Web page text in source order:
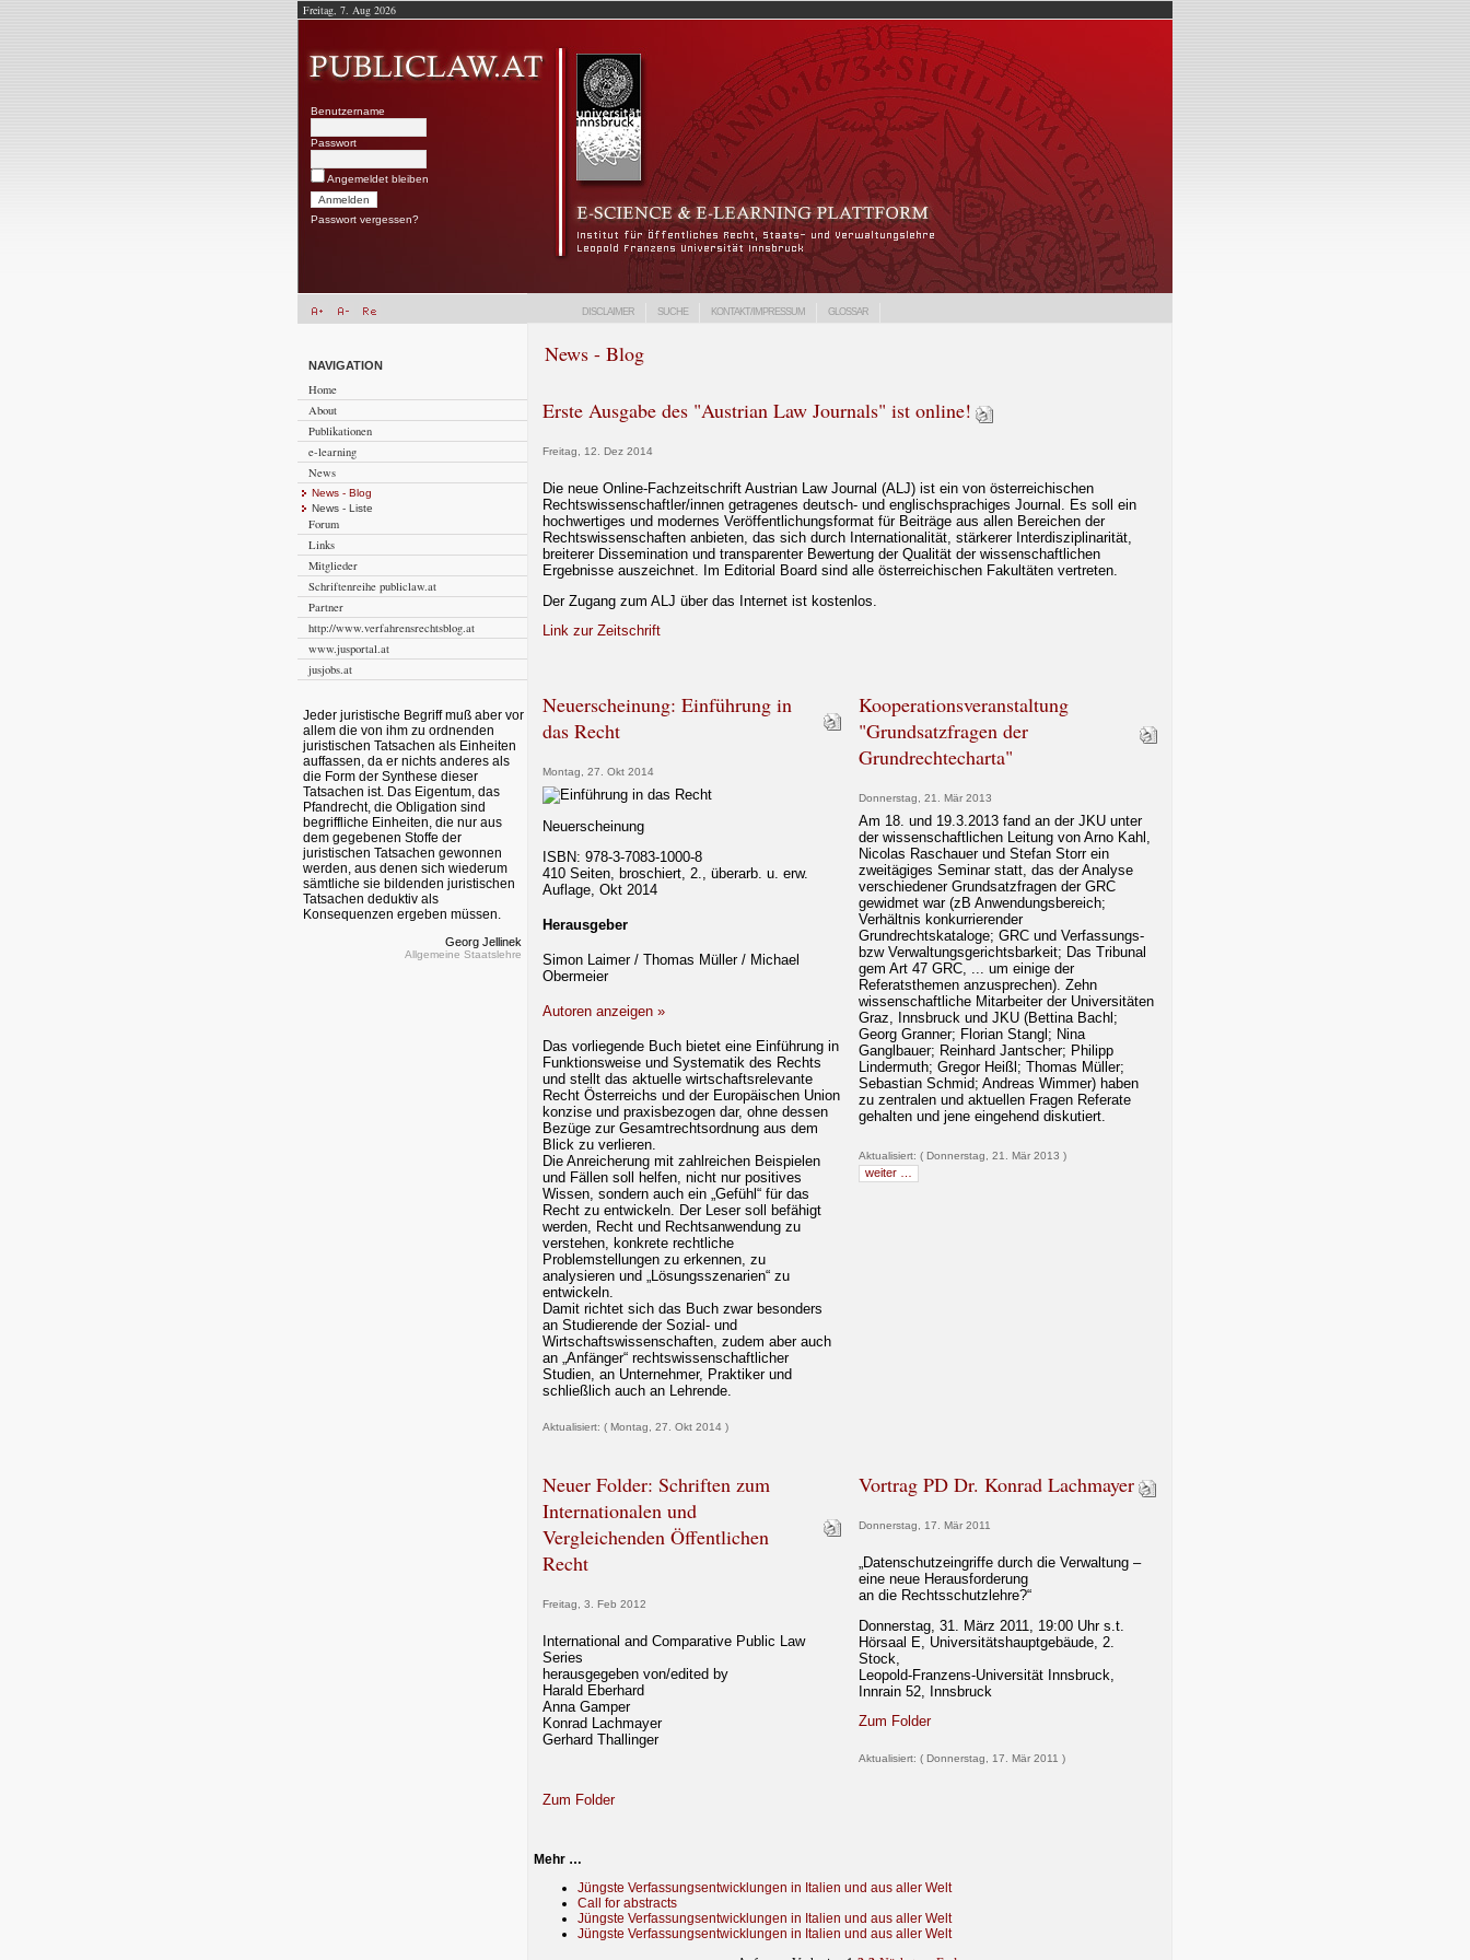
Freitag, 7. Aug 2026
Benutzername
Passwort
Angemeldet bleiben
Passwort vergessen?
DISCLAIMER SUCHE KONTAKT/IMPRESSUM GLOSSAR
NAVIGATION
Home
About
Publikationen
e-learning
News
News - Blog
News - Liste
Forum
Links
Mitglieder
Schriftenreihe publiclaw.at
Partner
http://www.verfahrensrechtsblog.at
www.jusportal.at
jusjobs.at
Jeder juristische Begriff muß aber vor
allem die von ihm zu ordnenden
juristischen Tatsachen als Einheiten
auffassen, da er nichts anderes als
die Form der Synthese dieser
Tatsachen ist. Das Eigentum, das
Pfandrecht, die Obligation sind
begriffliche Einheiten, die nur aus
dem gegebenen Stoffe der
juristischen Tatsachen gewonnen
werden, aus denen sich wiederum
sämtliche sie bildenden juristischen
Tatsachen deduktiv als
Konsequenzen ergeben müssen.
Georg Jellinek
Allgemeine Staatslehre
News - Blog
Erste Ausgabe des "Austrian Law Journals" ist online!
Freitag, 12. Dez 2014
Die neue Online-Fachzeitschrift Austrian Law Journal (ALJ) ist ein von österreichischen
Rechtswissenschaftler/innen getragenes deutsch- und englischsprachiges Journal. Es soll ein
hochwertiges und modernes Veröffentlichungsformat für Beiträge aus allen Bereichen der
Rechtswissenschaften anbieten, das sich durch Internationalität, stärkerer Interdisziplinarität,
breiterer Dissemination und transparenter Bewertung der Qualität der wissenschaftlichen
Ergebnisse auszeichnet. Im Editorial Board sind alle österreichischen Fakultäten vertreten.
Der Zugang zum ALJ über das Internet ist kostenlos.
Link zur Zeitschrift
Neuerscheinung: Einführung in
das Recht
Montag, 27. Okt 2014
Neuerscheinung
ISBN: 978-3-7083-1000-8
410 Seiten, broschiert, 2., überarb. u. erw.
Auflage, Okt 2014
Herausgeber
Simon Laimer / Thomas Müller / Michael
Obermeier
Autoren anzeigen »
Das vorliegende Buch bietet eine Einführung in
Funktionsweise und Systematik des Rechts
und stellt das aktuelle wirtschaftsrelevante
Recht Österreichs und der Europäischen Union
konzise und praxisbezogen dar, ohne dessen
Bezüge zur Gesamtrechtsordnung aus dem
Blick zu verlieren.
Die Anreicherung mit zahlreichen Beispielen
und Fällen soll helfen, nicht nur positives
Wissen, sondern auch ein „Gefühl“ für das
Recht zu entwickeln. Der Leser soll befähigt
werden, Recht und Rechtsanwendung zu
verstehen, konkrete rechtliche
Problemstellungen zu erkennen, zu
analysieren und „Lösungsszenarien“ zu
entwickeln.
Damit richtet sich das Buch zwar besonders
an Studierende der Sozial- und
Wirtschaftswissenschaften, zudem aber auch
an „Anfänger“ rechtswissenschaftlicher
Studien, an Unternehmer, Praktiker und
schließlich auch an Lehrende.
Aktualisiert: ( Montag, 27. Okt 2014 )
Kooperationsveranstaltung
"Grundsatzfragen der
Grundrechtecharta"
Donnerstag, 21. Mär 2013
Am 18. und 19.3.2013 fand an der JKU unter
der wissenschaftlichen Leitung von Arno Kahl,
Nicolas Raschauer und Stefan Storr ein
zweitägiges Seminar statt, das der Analyse
verschiedener Grundsatzfragen der GRC
gewidmet war (zB Anwendungsbereich;
Verhältnis konkurrierender
Grundrechtskataloge; GRC und Verfassungs-
bzw Verwaltungsgerichtsbarkeit; Das Tribunal
gem Art 47 GRC, ... um einige der
Referatsthemen anzusprechen). Zehn
wissenschaftliche Mitarbeiter der Universitäten
Graz, Innsbruck und JKU (Bettina Bachl;
Georg Granner; Florian Stangl; Nina
Ganglbauer; Reinhard Jantscher; Philipp
Lindermuth; Gregor Heißl; Thomas Müller;
Sebastian Schmid; Andreas Wimmer) haben
zu zentralen und aktuellen Fragen Referate
gehalten und jene eingehend diskutiert.
Aktualisiert: ( Donnerstag, 21. Mär 2013 )
weiter …
Neuer Folder: Schriften zum
Internationalen und
Vergleichenden Öffentlichen
Recht
Freitag, 3. Feb 2012
International and Comparative Public Law
Series
herausgegeben von/edited by
Harald Eberhard
Anna Gamper
Konrad Lachmayer
Gerhard Thallinger
Zum Folder
Vortrag PD Dr. Konrad Lachmayer
Donnerstag, 17. Mär 2011
„Datenschutzeingriffe durch die Verwaltung –
eine neue Herausforderung
an die Rechtsschutzlehre?“
Donnerstag, 31. März 2011, 19:00 Uhr s.t.
Hörsaal E, Universitätshauptgebäude, 2.
Stock,
Leopold-Franzens-Universität Innsbruck,
Innrain 52, Innsbruck
Zum Folder
Aktualisiert: ( Donnerstag, 17. Mär 2011 )
Mehr …
Jüngste Verfassungsentwicklungen in Italien und aus aller Welt
Call for abstracts
Jüngste Verfassungsentwicklungen in Italien und aus aller Welt
Jüngste Verfassungsentwicklungen in Italien und aus aller Welt